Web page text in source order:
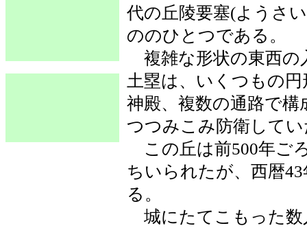
代の丘陵要塞(ようさ
ののひとつである。
複雑な形状の東西の
土塁は、いくつもの
神殿、複数の通路で
つつみこみ防衛して
この丘は前500年ご
ちいられたが、西暦
る。
城にたてこもった数